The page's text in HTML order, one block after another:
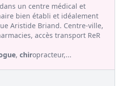
un centre médical et
bien établi et idéalement
Aristide Briand. Centre-ville,
accès transport ReR
, chiropracteur,...